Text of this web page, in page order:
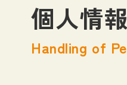
個人情
Handling of